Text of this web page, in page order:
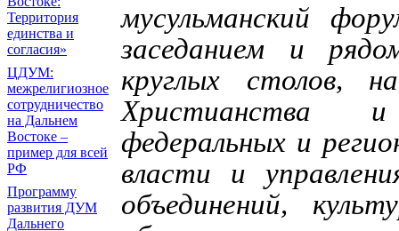
Территория
единства и
согласия»
ЦДУМ:
межрелигиозное
сотрудничество
на Дальнем
Востоке –
пример для всей
РФ
Программу
развития ДУМ
Дальнего
мусульманский
заседанием и
круглых столов,
Христианства
федеральных и
власти и
объединений,